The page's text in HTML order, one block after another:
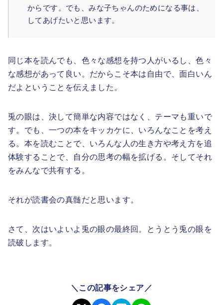
からです。でも、みな子ちゃんのためになる事は、
してあげたいと思います。
同じ本を読んでも、色々な感想を持つ人がいるし、色々
な感想があって良い。だからこそ本は自由で、面白いん
だよということを伝えました。
兎の眼は、決して簡単な内容ではなく、テーマも重いで
す。でも、一つの本をキッカケに、いろんなことを考え
る。本を読むことで、いろんな人の生き方や考え方を追
体験することで、自分の思考の幅を拡げる。そしてそれ
をみんなで共有する。
それが読書会の真髄だと思います。
さて、次はいよいよ兎の眼の最終回。とうとう兎の眼を
読破します。
＼この記事をシェア／